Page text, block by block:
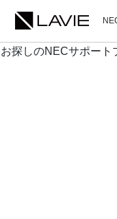
お探しのNECサポート